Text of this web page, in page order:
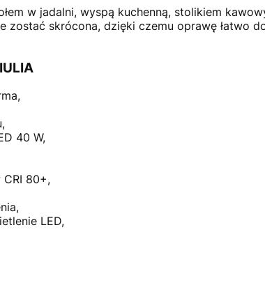
w jadalni, wyspą kuchenną, stolikiem
zostać skrócona, dzięki czemu oprawę łatwo
40 W,
80+,
LED,